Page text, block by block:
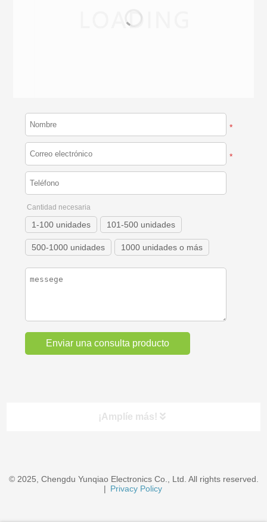
*
*
Cantidad necesaria
1-100 unidades 101-500 unidades
500-1000 unidades 1000 unidades o más
¡Amplíe más!
EV Chargers & Accessories
© 2025, Chengdu Yunqiao Electronics Co., Ltd. All rights reserved.
| Privacy Policy